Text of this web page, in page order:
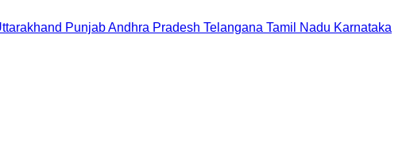
PunjabAndhra Pradesh Telangana Tamil Nadu Karnataka